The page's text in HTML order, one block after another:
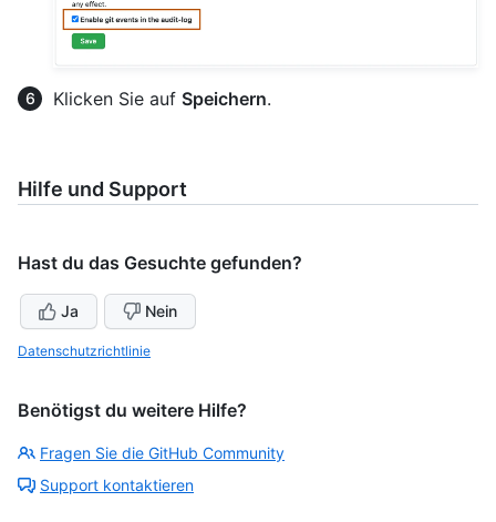
Klicken Sie auf Speichern.
Hilfe und Support
Hast du das Gesuchte gefunden?
Ja Nein
Datenschutzrichtlinie
Benötigst du weitere Hilfe?
Fragen Sie die GitHub Community
Support kontaktieren